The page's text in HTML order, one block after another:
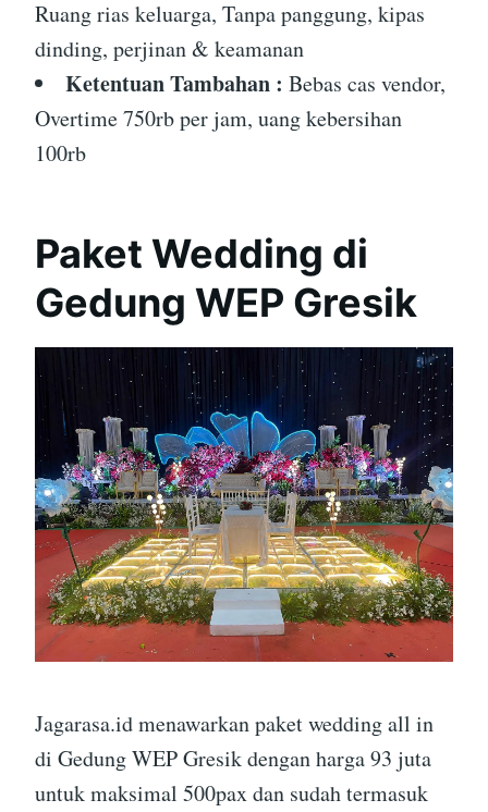
Ruang rias keluarga, Tanpa panggung, kipas
dinding, perjinan & keamanan
Ketentuan Tambahan : Bebas cas vendor,
Overtime 750rb per jam, uang kebersihan
100rb
Paket Wedding di
Gedung WEP Gresik
Jagarasa.id menawarkan paket wedding all in
di Gedung WEP Gresik dengan harga 93 juta
untuk maksimal 500pax dan sudah termasuk